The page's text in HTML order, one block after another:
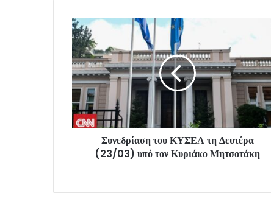
Συνεδρίαση του ΚΥΣΕΑ τη Δευτέρα
(23/03) υπό τον Κυριάκο Μητσοτάκη